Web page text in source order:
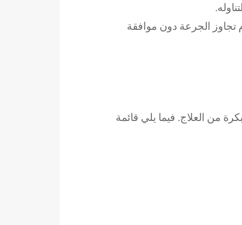
تجاوز الجرعة دون موافقة
من العلاج. فيما يلي قائمة